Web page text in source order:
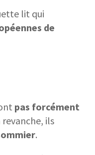
lit qui
de
pas forcément
revanche, ils
.